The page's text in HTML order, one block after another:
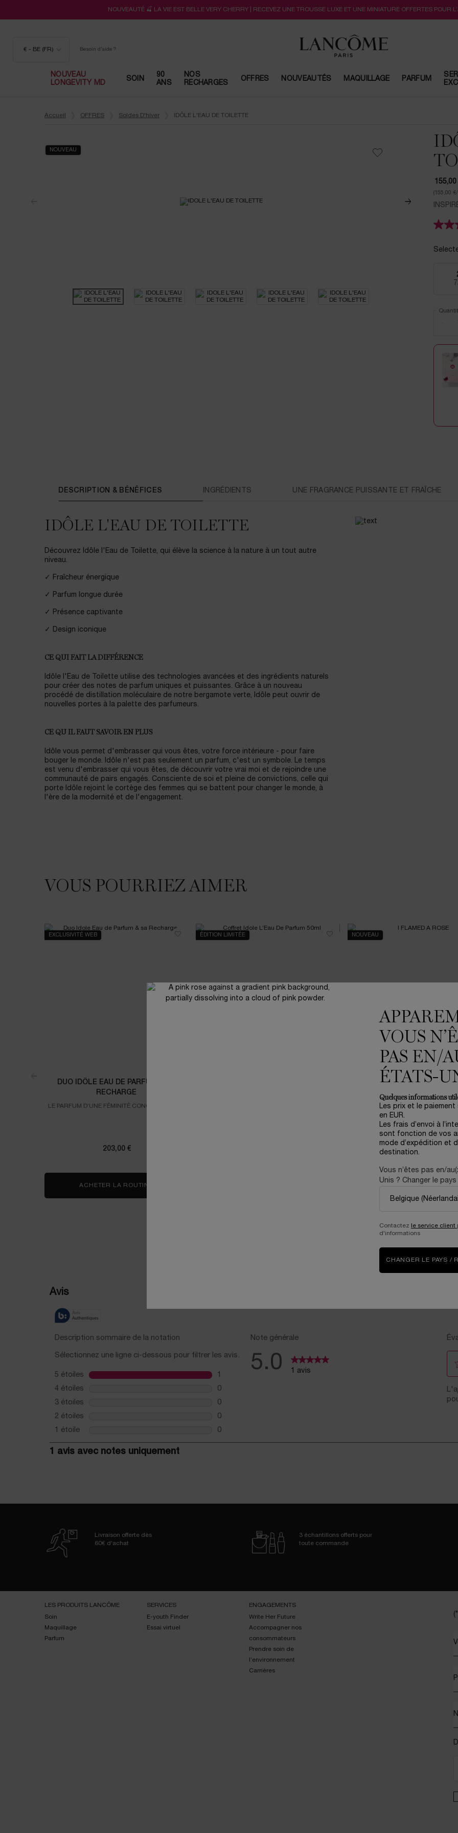
NOUVEAUTÉ 🍒 LA VIE EST BELLE VERY CHERRY | RECEVEZ UNE TROUSSE LUXE ET UNE MINIATURE OFFERTES POUR
€ - BE (FR) Besoin d'aide ?
NOUVEAU
LONGEVITY MD
SOIN
90
ANS
NOS
RECHARGES
OFFRES NOUVEAUTÉS MAQUILLAGE PARFUM
Accueil OFFRES Soldes D'hiver IDÔLE L'EAU DE TOILETTE
155,00
(155,00
NOUVEAU
DESCRIPTION & BÉNÉFICES INGRÉDIENTS UNE FRAGRANCE PUISSANTE ET FRAÎCHE
IDÔLE L'EAU DE TOILETTE
Découvrez Idôle l'Eau de Toilette, qui élève la science à la nature à un tout autre
niveau.
✓ Fraîcheur énergique
✓ Parfum longue durée
✓ Présence captivante
✓ Design iconique
CE QUI FAIT LA DIFFÉRENCE
Idôle l'Eau de Toilette utilise des technologies avancées et des ingrédients naturels
pour créer des notes de parfum uniques et puissantes. Grâce à un nouveau
procédé de distillation moléculaire de notre bergamote verte, Idôle peut ouvrir de
nouvelles portes à la palette des parfumeurs.
CE QU IL FAUT SAVOIR EN PLUS
Idôle vous permet d'embrasser qui vous êtes, votre force intérieure - pour faire
bouger le monde. Idôle n'est pas seulement un parfum, c'est un symbole. Le temps
est venu d'embrasser qui vous êtes, de découvrir votre vrai moi et de rejoindre une
communauté de pairs engagés. Consciente de soi et pleine de convictions, celle qui
porte Idôle rejoint le cortège des femmes qui se battent pour changer le monde, à
l'ère de la modernité et de l'engagement.
VOUS POURRIEZ AIMERVOUS POURRIEZ AIMER
EXCLUSIVITÉ WEB
DUO IDÔLE EAU DE PARFUM & SA
RECHARGE
LE PARFUM D’UNE FÉMINITÉ CONQUÉRANTE &
203,00 €
ACHETER LA ROUTINE
ÉDITION LIMITÉE
COFFRET IDÔLE L’EAU DE PARFUM 50ML
NOUVEAU
I FLAMED A ROSE
✓ Absolue Le Parfum - Eau de
100 ml
Ancien prix
272,00 €
AJOUTER AU PANIER
Livraison offerte dès
60€ d'achat
3 échantillons offerts pour
toute commande
LES PRODUITS LANCÔME
Soin
Maquillage
Parfum
SERVICES
E-youth Finder
Essai virtuel
ENGAGEMENTS
Write Her Future
Accompagner nos
consommateurs
Prendre soin de
l’environnement
Carrières
VOUS
PAS EN/
ÉTATS-
Quelques informations
Les prix et le
en EUR.
Les frais d’envoi à
sont fonction de vos
mode d’expédition et
destination.
Vous n’êtes pas en/
Unis ? Changer le
Contactez le service client
d'informations
CHANGER LE PAYS /